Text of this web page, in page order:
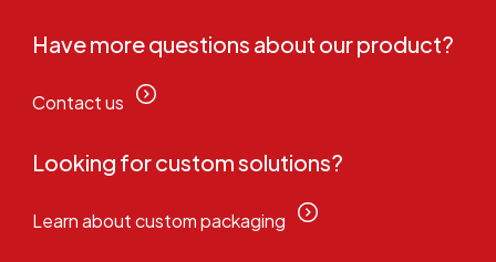
Have more questions about our product?
Contact us
Looking for custom solutions?
Learn about custom packaging